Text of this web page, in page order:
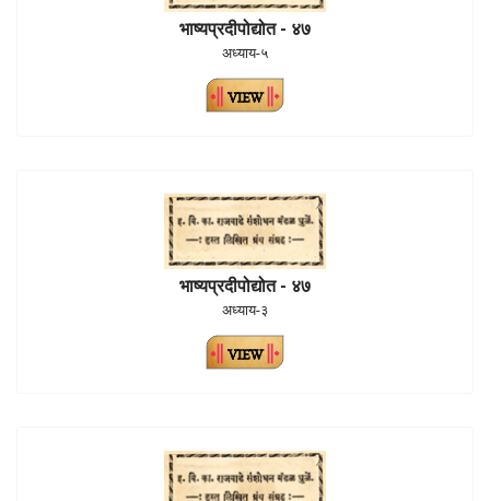
भाष्यप्रदीपोद्योत - ४७
अध्याय-५
भाष्यप्रदीपोद्योत - ४७
अध्याय-३